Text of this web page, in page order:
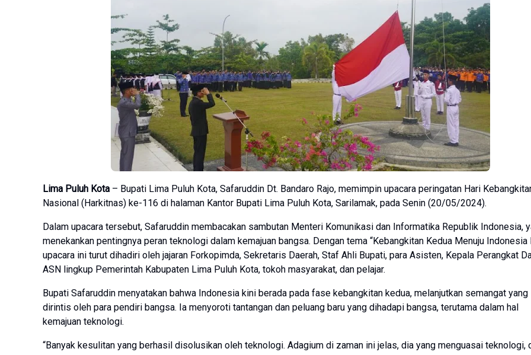
Lima Puluh Kota – Bupati Lima Puluh Kota, Safaruddin Dt. Bandaro Rajo, memimpin upacara peringatan Hari
Nasional (Harkitnas) ke-116 di halaman Kantor Bupati Lima Puluh Kota, Sarilamak, pada Senin (20/05/2024).
Dalam upacara tersebut, Safaruddin membacakan sambutan Menteri Komunikasi dan Informatika Republik Indonesia,
menekankan pentingnya peran teknologi dalam kemajuan bangsa. Dengan tema “Kebangkitan Kedua Menuju Indonesia
upacara ini turut dihadiri oleh jajaran Forkopimda, Sekretaris Daerah, Staf Ahli Bupati, para Asisten, Kepala Perangkat
ASN lingkup Pemerintah Kabupaten Lima Puluh Kota, tokoh masyarakat, dan pelajar.
Bupati Safaruddin menyatakan bahwa Indonesia kini berada pada fase kebangkitan kedua, melanjutkan semangat yang
dirintis oleh para pendiri bangsa. Ia menyoroti tantangan dan peluang baru yang dihadapi bangsa, terutama dalam hal
kemajuan teknologi.
“Banyak kesulitan yang berhasil disolusikan oleh teknologi. Adagium di zaman ini jelas, dia yang menguasai teknologi,